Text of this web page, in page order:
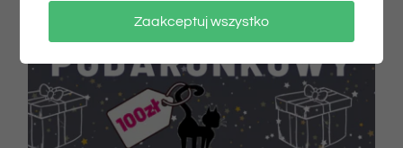
Zaakceptuj wszystko